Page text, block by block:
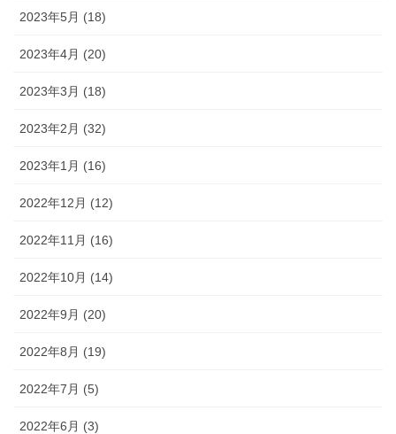
2023年5月 (18)
2023年4月 (20)
2023年3月 (18)
2023年2月 (32)
2023年1月 (16)
2022年12月 (12)
2022年11月 (16)
2022年10月 (14)
2022年9月 (20)
2022年8月 (19)
2022年7月 (5)
2022年6月 (3)